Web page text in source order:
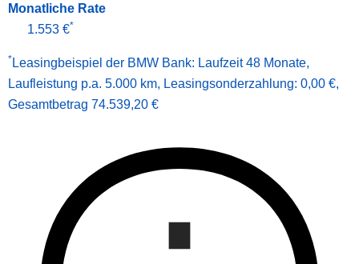
Monatliche Rate
1.553 €*
* Leasingbeispiel der BMW Bank: Laufzeit 48 Monate,
Laufleistung p.a. 5.000 km, Leasingsonderzahlung: 0,00 €,
Gesamt­betrag 74.539,20 €